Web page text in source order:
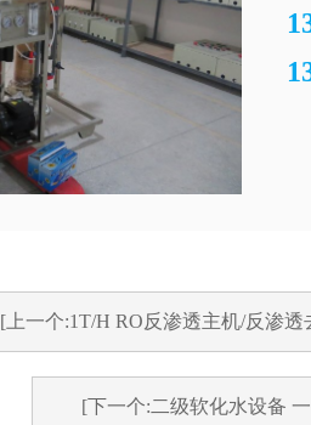
[上一个:1T/H RO反渗透主机/反渗
[下一个:二级软化水设备